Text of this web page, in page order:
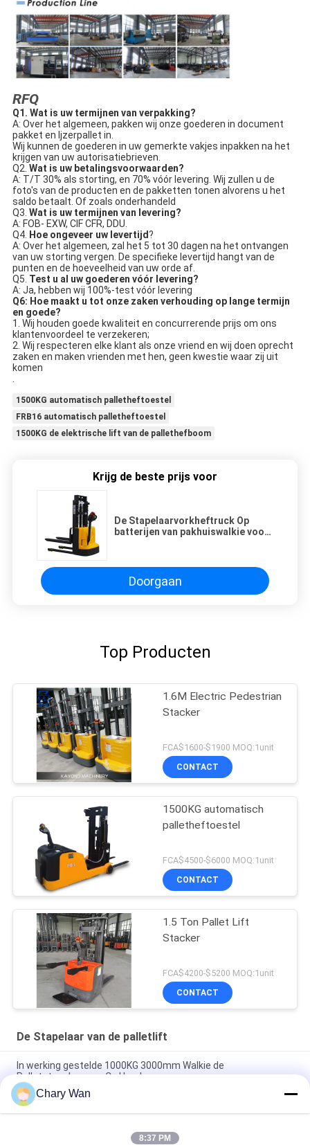
RFQ
Q1. Wat is uw termijnen van verpakking?
A: Over het algemeen, pakken wij onze goederen in document
pakket en Ijzerpallet in.
Wij kunnen de goederen in uw gemerkte vakjes inpakken na het
krijgen van uw autorisatiebrieven.
Q2. Wat is uw betalingsvoorwaarden?
A: T/T 30% als storting, en 70% vóór levering. Wij zullen u de
foto's van de producten en de pakketten tonen alvorens u het
saldo betaalt. Of zoals onderhandeld
Q3. Wat is uw termijnen van levering?
A: FOB- EXW, CIF CFR, DDU.
Q4. Hoe ongeveer uw levertijd?
A: Over het algemeen, zal het 5 tot 30 dagen na het ontvangen
van uw storting vergen. De specifieke levertijd hangt van de
punten en de hoeveelheid van uw orde af.
Q5. Test u al uw goederen vóór levering?
A: Ja, hebben wij 100%-test vóór levering
Q6: Hoe maakt u tot onze zaken verhouding op lange termijn
en goede?
1. Wij houden goede kwaliteit en concurrerende prijs om ons
klantenvoordeel te verzekeren;
2. Wij respecteren elke klant als onze vriend en wij doen oprecht
zaken en maken vrienden met hen, geen kwestie waar zij uit
komen
.
1500KG automatisch palletheftoestel
FRB16 automatisch palletheftoestel
1500KG de elektrische lift van de pallethefboom
Krijg de beste prijs voor
De Stapelaarvorkheftruck Op
batterijen van pakhuiswalkie voor
Doorgaan
Top Producten
1.6M Electric Pedestrian
Stacker
FCA$1600-$1900 MOQ:1unit
CONTACT
1500KG automatisch
palletheftoestel
FCA$4500-$6000 MOQ:1unit
CONTACT
1.5 Ton Pallet Lift
Stacker
FCA$4200-$5200 MOQ:1unit
CONTACT
De Stapelaar van de palletlift
In werking gestelde 1000KG 3000mm Walkie de
Palletstapelaar van Ce Hand
De Gang van MOS Control Standing 2T 4.5m achter de
Stapelaar van de Palletlift
Chary Wan
8:37 PM